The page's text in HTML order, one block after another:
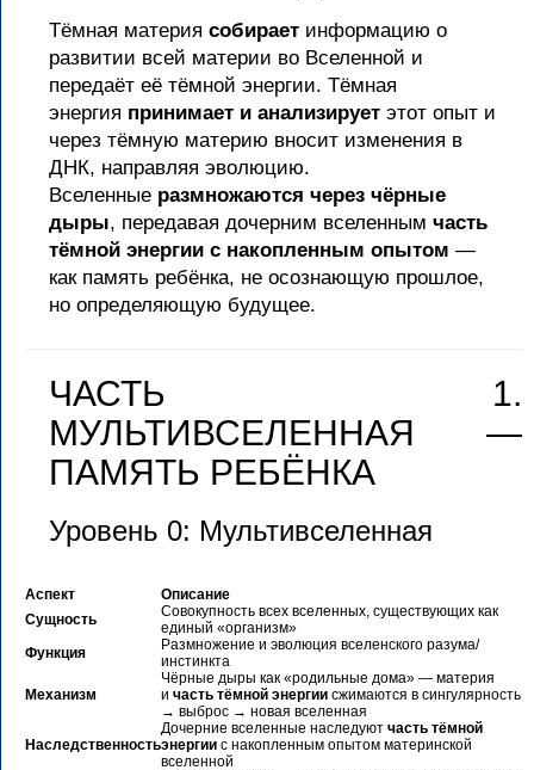
Тёмная материя собирает информацию о
развитии всей материи во Вселенной и
передаёт её тёмной энергии. Тёмная
энергия принимает и анализирует этот опыт и
через тёмную материю вносит изменения в
ДНК, направляя эволюцию.
Вселенные размножаются через чёрные
дыры, передавая дочерним вселенным часть
тёмной энергии с накопленным опытом —
как память ребёнка, не осознающую прошлое,
но определяющую будущее.
ЧАСТЬ 1.
МУЛЬТИВСЕЛЕННАЯ —
ПАМЯТЬ РЕБЁНКА
Уровень 0: Мультивселенная
Аспект
Описание
Сущность
Совокупность всех вселенных, существующих как
единый «организм»
Функция
Размножение и эволюция вселенского разума/
инстинкта
Механизм
Чёрные дыры как «родильные дома» — материя
и часть тёмной энергии сжимаются в сингулярность
→ выброс → новая вселенная
Наследственность
Дочерние вселенные наследуют часть тёмной
энергии с накопленным опытом материнской
вселенной